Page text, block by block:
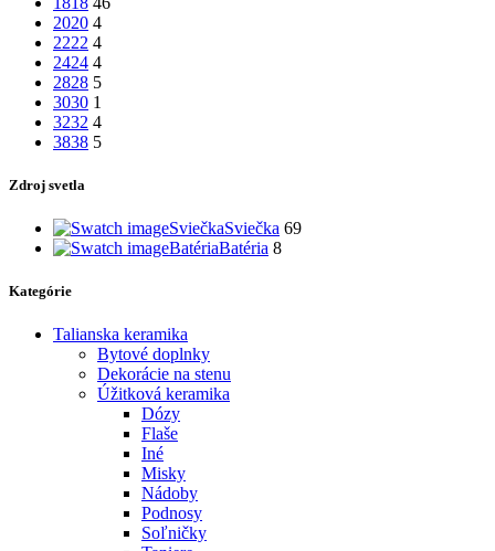
2020 4
2222 4
2424 4
2828 5
3030 1
3232 4
3838 5
Zdroj svetla
SviečkaSviečka 69
BatériaBatéria 8
Kategórie
Talianska keramika
Bytové doplnky
Dekorácie na stenu
Úžitková keramika
Dózy
Flaše
Iné
Misky
Nádoby
Podnosy
Soľničky